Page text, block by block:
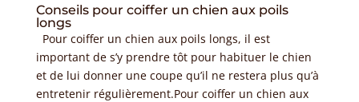
Conseils pour coiffer un chien aux poils
longs
Pour coiffer un chien aux poils longs, il est
important de s’y prendre tôt pour habituer le chien
et de lui donner une coupe qu’il ne restera plus qu’à
entretenir régulièrement.Pour coiffer un chien aux